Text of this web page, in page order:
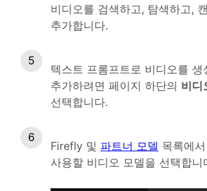
비디오를 검색하고, 탐색하고,
추가합니다.
텍스트 프롬프트로 비디오를 생
추가하려면 페이지 하단의 비디
선택합니다.
Firefly 및 파트너 모델 목록에
사용할 비디오 모델을 선택합니